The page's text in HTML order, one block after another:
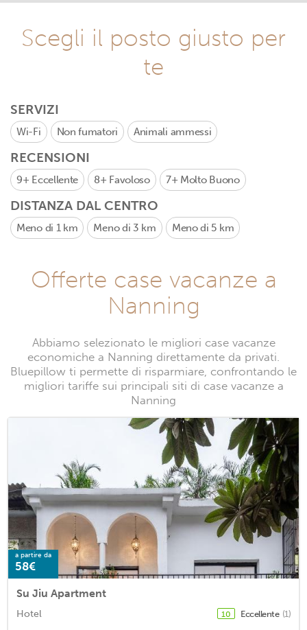
Scegli il posto giusto per
te
SERVIZI
Wi-Fi Non fumatori Animali ammessi
RECENSIONI
9+ Eccellente 8+ Favoloso 7+ Molto Buono
DISTANZA DAL CENTRO
Meno di 1 km Meno di 3 km Meno di 5 km
Offerte case vacanze a
Nanning
Abbiamo selezionato le migliori case vacanze
economiche a Nanning direttamente da privati.
Bluepillow ti permette di risparmiare, confrontando le
migliori tariffe sui principali siti di case vacanze a
Nanning
a partire da
58€
Su Jiu Apartment
Hotel 10 Eccellente (1)